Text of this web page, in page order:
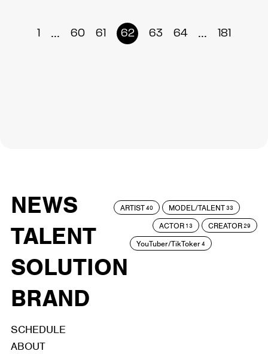
1 ... 60 61 62 63 64 ... 181
NEWS
TALENT
SOLUTION
BRAND
ARTIST40 MODEL/TALENT33
ACTOR 13 CREATOR29
YouTuber/TikToker4
SCHEDULE
ABOUT